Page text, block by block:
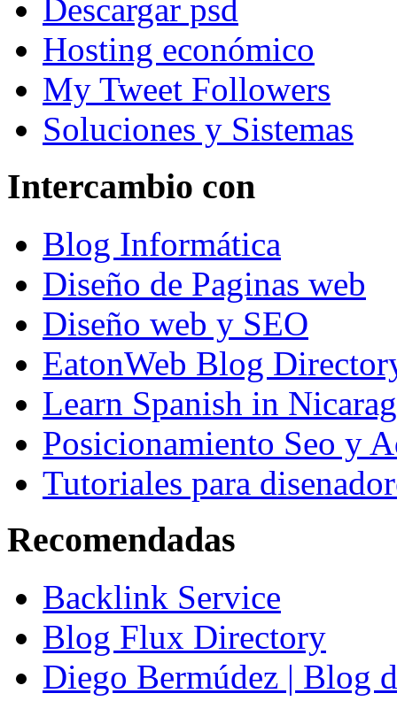
Descargar psd
Hosting económico
My Tweet Followers
Soluciones y Sistemas
Intercambio con
Blog Informática
Diseño de Paginas web
Diseño web y SEO
EatonWeb Blog
Learn Spanish in
Posicionamiento Seo y
Tutoriales para
Recomendadas
Backlink Service
Blog Flux Directory
Diego Bermúdez | Blog